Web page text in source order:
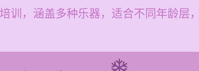
训，涵盖多种乐器，适合不同年龄层